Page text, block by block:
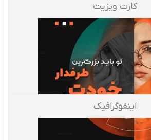
کارت ویزیت
اینفوگرافیک